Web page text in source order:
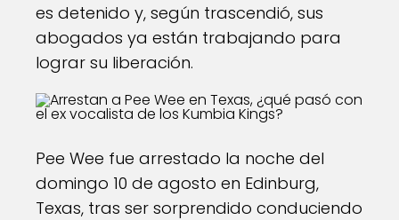
es detenido y, según trascendió, sus
abogados ya están trabajando para
lograr su liberación.
Pee Wee fue arrestado la noche del
domingo 10 de agosto en Edinburg,
Texas, tras ser sorprendido conduciendo